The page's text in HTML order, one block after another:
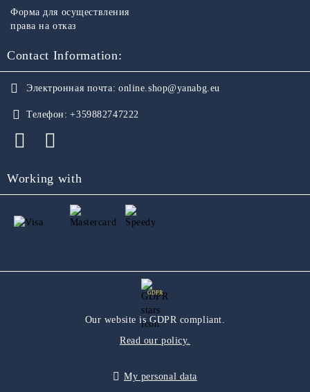
Форма для осуществления
права на отказ
Contact Information:
Электронная почта: online.shop@yanabg.eu
Телефон: +359882747222
Working with
GDPR
Our website is GDPR compliant.
Read our policy.
My personal data